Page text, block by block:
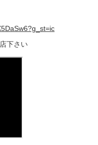
下さい